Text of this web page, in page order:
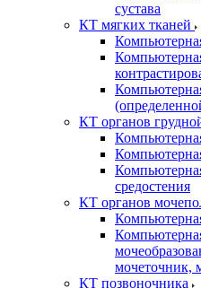
сустава
КТ мягких тканей
КТ органов
средостения
КТ органов
мочеточник,
КТ позвоночника